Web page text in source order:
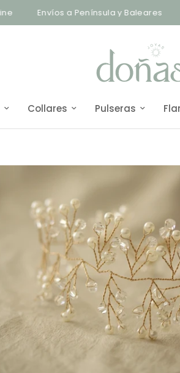
Envíos a Península y Baleares
Collares Pulseras